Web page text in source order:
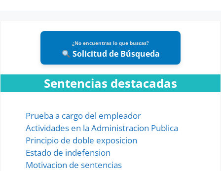
¿No encuentras lo que buscas?
Solicitud de Búsqueda
Sentencias destacadas
Prueba a cargo del empleador
Actividades en la Administracion Publica
Principio de doble exposicion
Estado de indefension
Motivacion de sentencias